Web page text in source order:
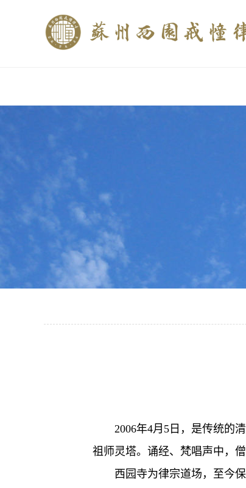
$description = category_description(); } elseif (is_tag()){
trim(strip_tags($description)); ?>
2006年4月5日，是传统的
祖师灵塔。诵经、梵唱声中，
西园寺为律宗道场，至今